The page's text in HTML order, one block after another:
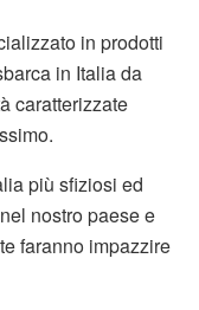
in prodotti
in Italia da
caratterizzate
più sfiziosi ed
nel nostro paese e
faranno impazzire